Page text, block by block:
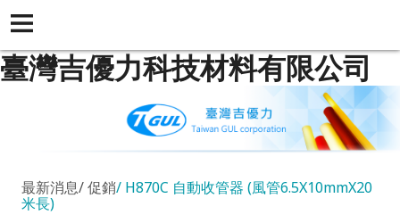
臺灣吉優力科技材料有限公司
最新消息 促銷 H870C 自動收管器 (風管6.5X10mmX20
米長)